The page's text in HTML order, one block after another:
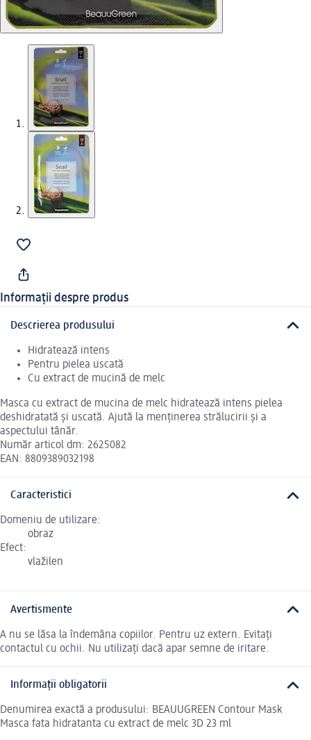
Informații despre produs
Descrierea produsului
Hidratează intens
Pentru pielea uscată
Cu extract de mucină de melc
Masca cu extract de mucina de melc hidratează intens pielea
deshidratată și uscată. Ajută la menținerea strălucirii și a
aspectului tânăr.
Număr articol dm: 2625082
EAN: 8809389032198
Caracteristici
Domeniu de utilizare:
obraz
Efect:
vlažilen
Avertismente
A nu se lăsa la îndemâna copiilor. Pentru uz extern. Evitați
contactul cu ochii. Nu utilizați dacă apar semne de iritare.
Informații obligatorii
Denumirea exactă a produsului: BEAUUGREEN Contour Mask
Masca fata hidratanta cu extract de melc 3D 23 ml